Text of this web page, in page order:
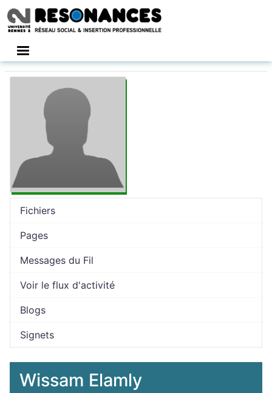
Fichiers
Pages
Messages du Fil
Voir le flux d'activité
Blogs
Signets
Wissam Elamly